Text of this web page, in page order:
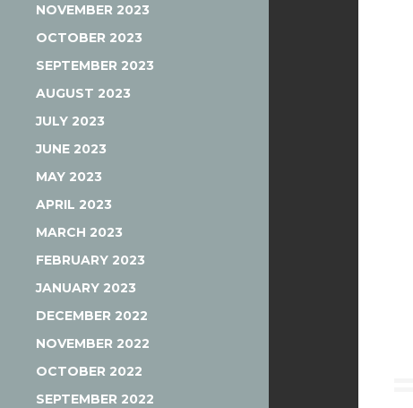
NOVEMBER 2023
OCTOBER 2023
SEPTEMBER 2023
AUGUST 2023
JULY 2023
JUNE 2023
MAY 2023
APRIL 2023
MARCH 2023
FEBRUARY 2023
JANUARY 2023
DECEMBER 2022
NOVEMBER 2022
OCTOBER 2022
SEPTEMBER 2022